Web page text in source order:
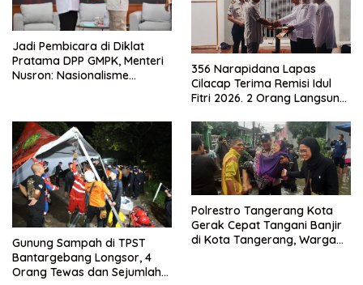
Jadi Pembicara di Diklat
Pratama DPP GMPK, Menteri
Nusron: Nasionalisme
356 Narapidana Lapas
Cilacap Terima Remisi Idul
Fitri 2026. 2 Orang Langsung
Gunung Sampah di TPST
Bantargebang Longsor, 4
Orang Tewas dan Sejumlah
Polrestro Tangerang Kota
Gerak Cepat Tangani Banjir
di Kota Tangerang, Warga